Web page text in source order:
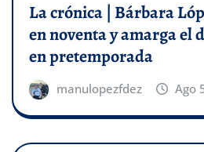
La crónica | Bárbara
en noventa y amarga el
en pretemporada
manulopezfdez Ago